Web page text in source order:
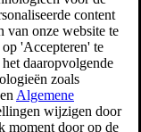
gecentraliseerd in
uw Volvo-verdeler.
nodig en